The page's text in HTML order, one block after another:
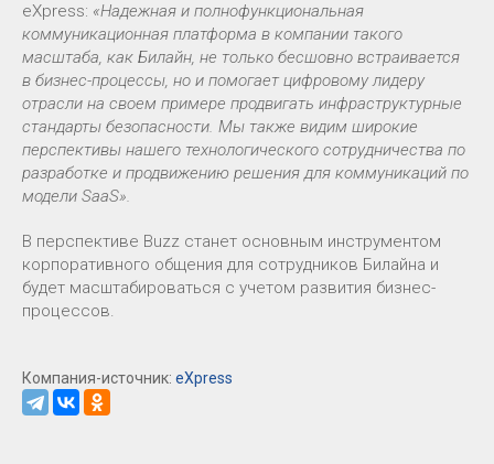
eXpress: «Надежная и полнофункциональная
коммуникационная платформа в компании такого
масштаба, как Билайн, не только бесшовно встраивается
в бизнес-процессы, но и помогает цифровому лидеру
отрасли на своем примере продвигать инфраструктурные
стандарты безопасности. Мы также видим широкие
перспективы нашего технологического сотрудничества по
разработке и продвижению решения для коммуникаций по
модели SaaS».
В перспективе Buzz станет основным инструментом
корпоративного общения для сотрудников Билайна и
будет масштабироваться с учетом развития бизнес-
процессов.
Компания-источник: eXpress